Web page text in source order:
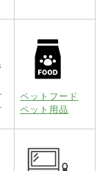
ペットフード
ペット用品